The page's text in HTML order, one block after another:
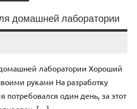
домашней лаборатории
лаборатории Хороший
руками На разработку
потребовался один день, за этот